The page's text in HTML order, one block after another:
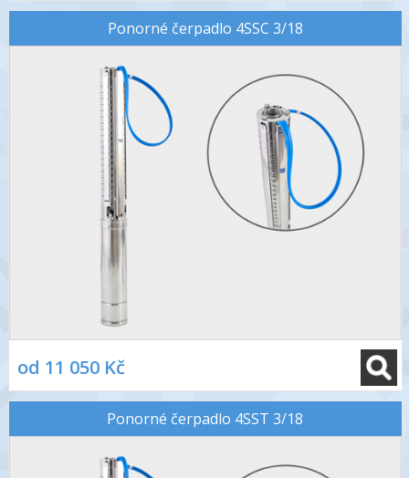
Ponorné čerpadlo 4SSC 3/18
od 11 050 Kč
Ponorné čerpadlo 4SST 3/18